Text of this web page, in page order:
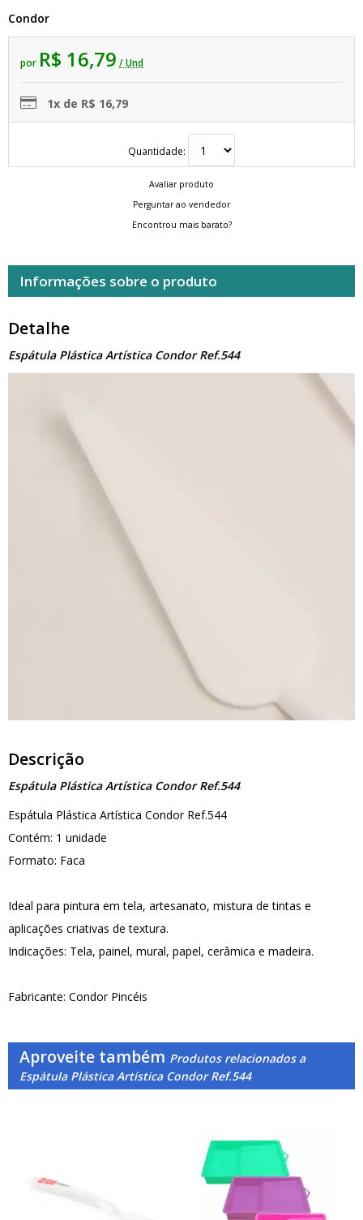
Condor
por R$ 16,79 / Und
1x de R$ 16,79
Quantidade:
Avaliar produto
Perguntar ao vendedor
Encontrou mais barato?
Informações sobre o produto
Detalhe
Espátula Plástica Artística Condor Ref.544
Descrição
Espátula Plástica Artística Condor Ref.544
Espátula Plástica Artística Condor Ref.544
Contém: 1 unidade
Formato: Faca
Ideal para pintura em tela, artesanato, mistura de tintas e
aplicações criativas de textura.
Indicações: Tela, painel, mural, papel, cerâmica e madeira.
Fabricante: Condor Pincéis
Aproveite também Produtos relacionados a
Espátula Plástica Artística Condor Ref.544